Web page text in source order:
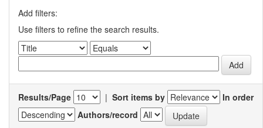
Add filters:
Use filters to refine the search results.
Results/Page | Sort items by
In order
Authors/record